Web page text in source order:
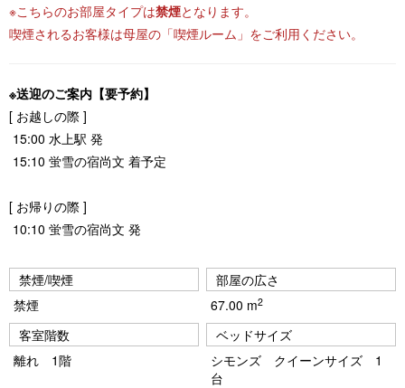
※こちらのお部屋タイプは禁煙となります。
喫煙されるお客様は母屋の「喫煙ルーム」をご利用ください。
※送迎のご案内【要予約】
[ お越しの際 ]
15:00 水上駅 発
15:10 蛍雪の宿尚文 着予定
[ お帰りの際 ]
10:10 蛍雪の宿尚文 発
禁煙/喫煙
禁煙
部屋の広さ
67.00 m2
客室階数
離れ 1階
ベッドサイズ
シモンズ クイーンサイズ 1
台